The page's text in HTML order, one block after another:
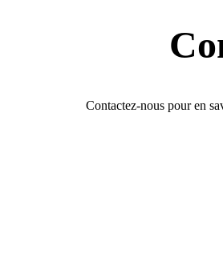
Contactez-nous pour en